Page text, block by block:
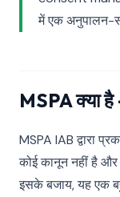
में एक अनुपालन-
MSPA क्या
MSPA IAB द्वारा
कोई कानून नहीं है और
इसके बजाय, यह एक